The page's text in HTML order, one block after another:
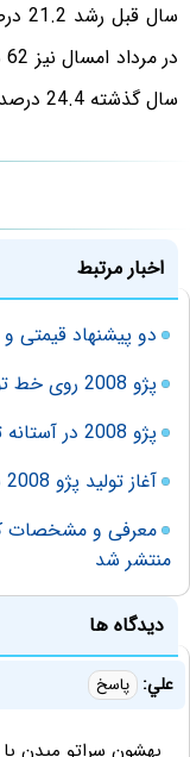
سال گذشته 24.4 درصد رشد را نشان می‌دهد.
اخبار مرتبط
دو پیشنهاد قیمتی و
پژو 2008 روی خط تولید/ تصاویر
پژو 2008 در آستانه تولید در شرکت ایران‌خودرو
آغاز تولید پژو 2008 با 20 درصد ساخت داخل
منتشر شد
دیدگاه ها
علي: پاسخ
بهشون سراتو ميدن